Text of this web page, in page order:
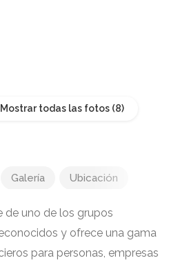
Mostrar todas las fotos
Galería Ubicación
de uno de los grupos
y ofrece una gama
para personas, empresas